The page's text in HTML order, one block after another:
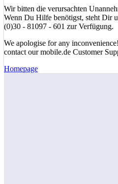
Wir bitten die verursachten
Wenn Du Hilfe benötigst, steht Dir
(0)30 - 81097 - 601 zur Verfügung.
We apologise for any
contact our mobile.de Customer
Homepage